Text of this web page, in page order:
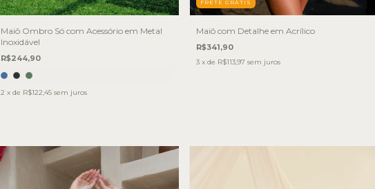
Maiô Ombro Só com Acessório em Metal
Inoxidável
R$244,90
2 x de R$122,45 sem juros
FRETE GRÁTIS
Maiô com Detalhe em Acrílico
R$341,90
3 x de R$113,97 sem juros